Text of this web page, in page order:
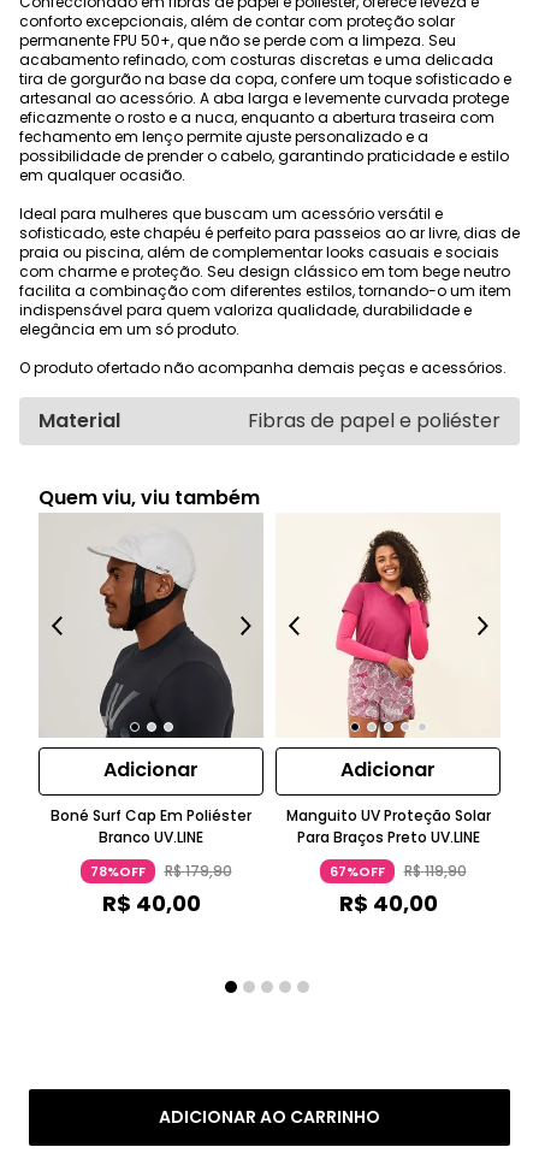
ADICIONAR AO CARRINHO
conforto excepcionais, além de contar com proteção solar
permanente FPU 50+, que não se perde com a limpeza. Seu
acabamento refinado, com costuras discretas e uma delicada
tira de gorgurão na base da copa, confere um toque sofisticado e
artesanal ao acessório. A aba larga e levemente curvada protege
eficazmente o rosto e a nuca, enquanto a abertura traseira com
fechamento em lenço permite ajuste personalizado e a
possibilidade de prender o cabelo, garantindo praticidade e estilo
em qualquer ocasião.
Ideal para mulheres que buscam um acessório versátil e
sofisticado, este chapéu é perfeito para passeios ao ar livre, dias de
praia ou piscina, além de complementar looks casuais e sociais
com charme e proteção. Seu design clássico em tom bege neutro
facilita a combinação com diferentes estilos, tornando-o um item
indispensável para quem valoriza qualidade, durabilidade e
elegância em um só produto.
O produto ofertado não acompanha demais peças e acessórios.
Material Fibras de papel e poliéster
Quem viu, viu também
Adicionar
Boné Surf Cap Em Poliéster
Branco UV.LINE
78%OFF R$179,90
R$ 40,00
Adicionar
Manguito UV Proteção Solar
Para Braços Preto UV.LINE
67%OFF R$119,90
R$ 40,00